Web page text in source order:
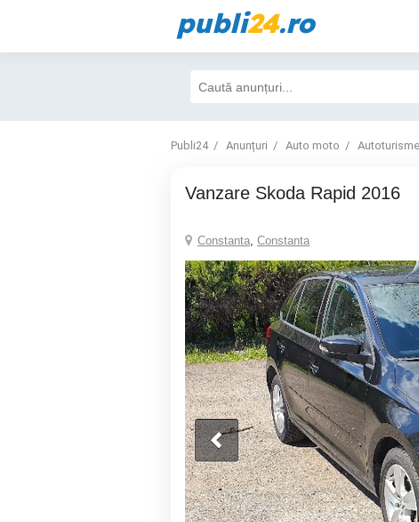
publi24.ro
Publi24 Anunțuri Auto moto Autoturisme
Vanzare Skoda Rapid 2016
Constanta, Constanta